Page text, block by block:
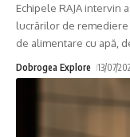
Echipele RAJA intervin
lucrărilor de
de alimentare cu apă,
Dobrogea Explore 13/07/